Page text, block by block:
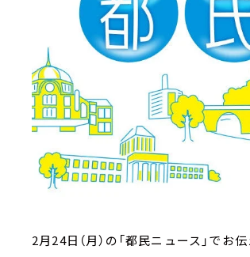
2月24日（月）の「都民ニュース」でお